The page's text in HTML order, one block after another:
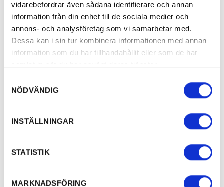
vidarebefordrar även sådana identifierare och annan
information från din enhet till de sociala medier och
annons- och analysföretag som vi samarbetar med.
Dessa kan i sin tur kombinera informationen med annan
information som du har tillhandahållit eller som de har
NÖDVÄNDIG
INSTÄLLNINGAR
STATISTIK
MARKNADSFÖRING